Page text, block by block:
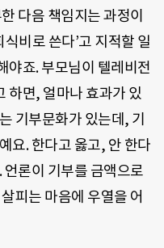
다음 책임지는 과정이
비로 쓴다’고 지적할 일
야죠. 부모님이 텔레비전
하면, 얼마나 효과가 있
기부문화가 있는데, 기
요. 한다고 옳고, 안 한다
론이 기부를 금액으로
피는 마음에 우열을 어